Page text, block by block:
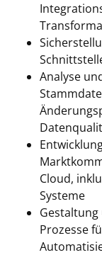
Analyse
Cloud,
Systeme
Prozesse